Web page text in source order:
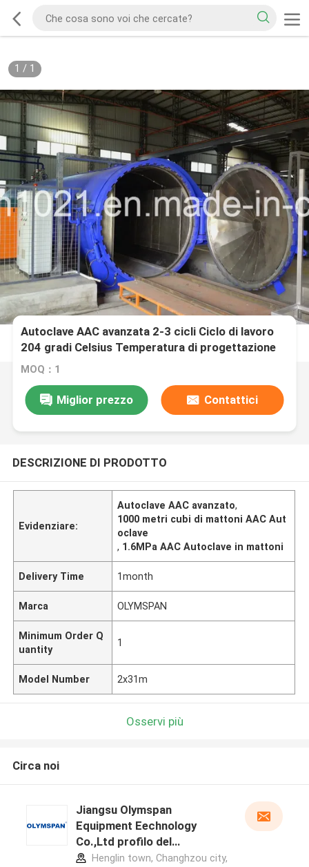
1 / 1
Autoclave AAC avanzata 2-3 cicli Ciclo di lavoro
204 gradi Celsius Temperatura di progettazione
MOQ：1
Miglior prezzo Contattici
DESCRIZIONE DI PRODOTTO
Evidenziare:
Autoclave AAC avanzato,
1000 metri cubi di mattoni AAC Aut
oclave
, 1.6MPa AAC Autoclave in mattoni
Delivery Time 1month
Marca OLYMSPAN
Minimum Order Q
uantity
1
Model Number 2x31m
Osservi più
Circa noi
Jiangsu Olymspan
Equipment Eechnology
Co.,Ltd profilo del
produttore
Henglin town, Changhzou city,